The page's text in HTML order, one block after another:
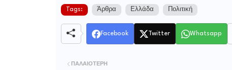
Tags: Άρθρα Ελλάδα Πολιτική
Facebook Twitter Whatsapp
ΠΑΛΑΙΌΤΕΡΗ